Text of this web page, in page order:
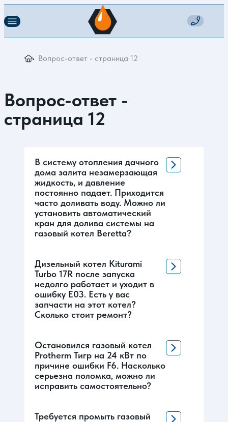
Вопрос-ответ - страница 12
Вопрос-ответ -
страница 12
В систему отопления дачного
дома залита незамерзающая
жидкость, и давление
постоянно падает. Приходится
часто доливать воду. Можно ли
установить автоматический
кран для долива системы на
газовый котел Beretta?
Дизельный котел Kiturami
Turbo 17R после запуска
недолго работает и уходит в
ошибку Е03. Есть у вас
запчасти на этот котел?
Сколько стоит ремонт?
Остановился газовый котел
Protherm Тигр на 24 кВт по
причине ошибки F6. Насколько
серьезна поломка, можно ли
исправить самостоятельно?
Требуется промыть газовый